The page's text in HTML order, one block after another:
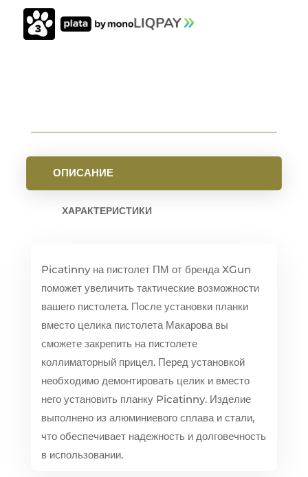
RAIL
НА
ПМ
ОПИСАНИЕ
ХАРАКТЕРИСТИКИ
Picatinny на пистолет ПМ от бренда XGun
поможет увеличить тактические возможности
вашего пистолета. После установки планки
вместо целика пистолета Макарова вы
сможете закрепить на пистолете
коллиматорный прицел. Перед установкой
необходимо демонтировать целик и вместо
него установить планку Picatinny. Изделие
выполнено из алюминиевого сплава и стали,
что обеспечивает надежность и долговечность
в использовании.